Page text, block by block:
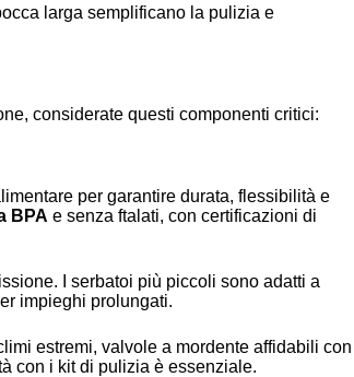
larga semplificano la pulizia e
considerate questi componenti critici:
per garantire durata, flessibilità e
BPA e senza ftalati, con certificazioni di
I serbatoi più piccoli sono adatti a
impieghi prolungati.
estremi, valvole a mordente affidabili con
con i kit di pulizia è essenziale.